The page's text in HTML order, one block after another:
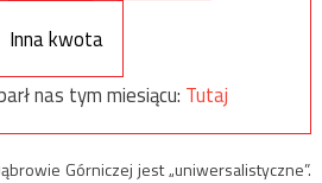
Inna kwota
nas tym miesiącu: Tutaj
Górniczej jest „uniwersalistyczne”.